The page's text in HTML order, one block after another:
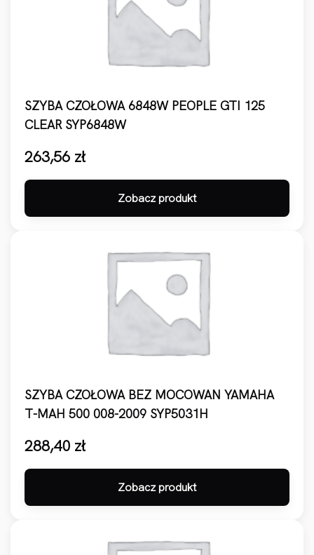
SZYBA CZOŁOWA 6848W PEOPLE GTI 125
CLEAR SYP6848W
263,56 zł
Zobacz produkt
SZYBA CZOŁOWA BEZ MOCOWAN YAMAHA
T-MAH 500 008-2009 SYP5031H
288,40 zł
Zobacz produkt